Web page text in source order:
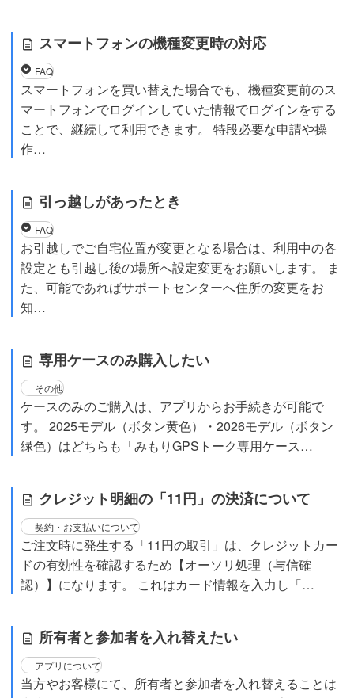
スマートフォンの機種変更時の対応
FAQ
スマートフォンを買い替えた場合でも、機種変更前のス
マートフォンでログインしていた情報でログインをする
ことで、継続して利用できます。 特段必要な申請や操
作…
引っ越しがあったとき
FAQ
お引越しでご自宅位置が変更となる場合は、利用中の各
設定とも引越し後の場所へ設定変更をお願いします。 ま
た、可能であればサポートセンターへ住所の変更をお
知…
専用ケースのみ購入したい
その他
ケースのみのご購入は、アプリからお手続きが可能で
す。 2025モデル（ボタン黄色）・2026モデル（ボタン
緑色）はどちらも「みもりGPSトーク専用ケース…
クレジット明細の「11円」の決済について
契約・お支払いについて
ご注文時に発生する「11円の取引」は、クレジットカー
ドの有効性を確認するため【オーソリ処理（与信確
認）】になります。 これはカード情報を入力し「…
所有者と参加者を入れ替えたい
アプリについて
当方やお客様にて、所有者と参加者を入れ替えることは